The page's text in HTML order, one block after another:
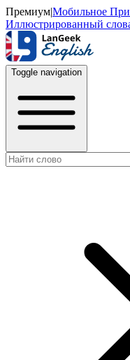
Премиум|Мобильное
Иллюстрированный
Toggle navigation